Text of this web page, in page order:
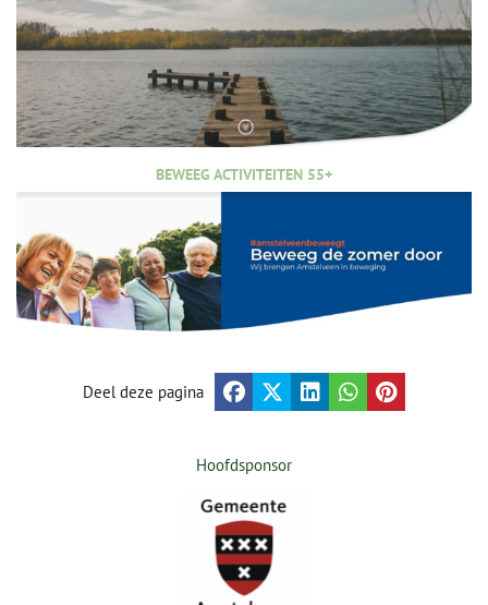
BEWEEG ACTIVITEITEN 55+
Deel deze pagina
Hoofdsponsor